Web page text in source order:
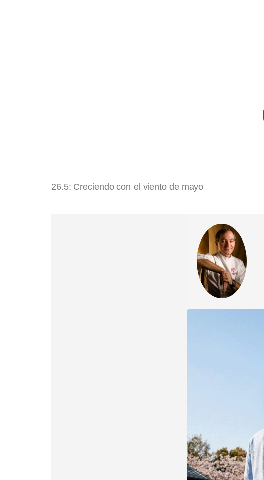
26.5: Creciendo con el viento de mayo